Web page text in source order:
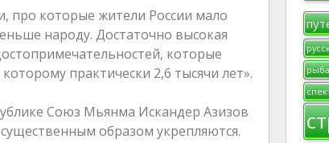
про которые жители России мало
народу. Достаточно высокая
которые
практически 2,6 тысячи лет».
Союз Мьянма Искандер Азизов
образом укрепляются.
рыба